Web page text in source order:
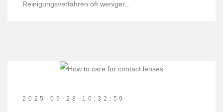
Reinigungsverfahren oft weniger...
2025-09-28 16:32:59